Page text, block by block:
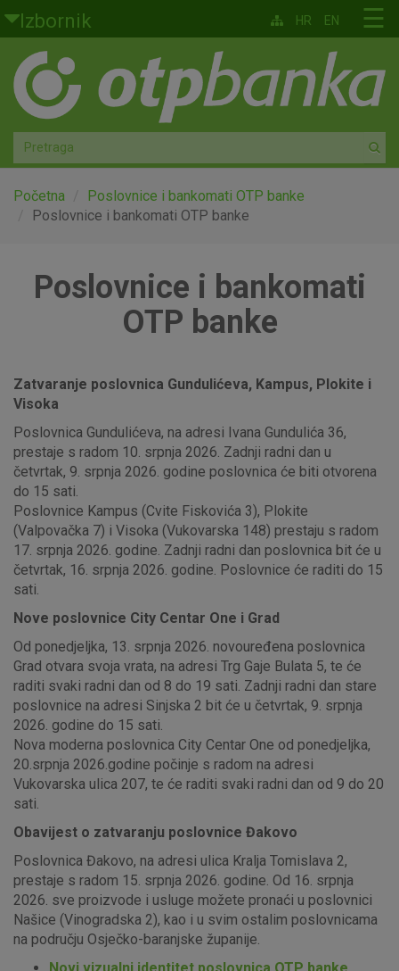
Skoči na glavni sadržaj
Izbornik
Građani
Privatno bankarstvo
Agro
Mala poduzeća i obrtnici
Globalna tržišta
☰
HR EN
Početna
Poslovnice i bankomati OTP banke
Poslovnice i bankomati OTP banke
Poslovnice i bankomati
OTP banke
Zatvaranje poslovnica Gundulićeva, Kampus, Plokite i
Visoka
Poslovnica Gundulićeva, na adresi Ivana Gundulića 36,
prestaje s radom 10. srpnja 2026. Zadnji radni dan u
četvrtak, 9. srpnja 2026. godine poslovnica će biti otvorena
do 15 sati.
Poslovnice Kampus (Cvite Fiskovića 3), Plokite
(Valpovačka 7) i Visoka (Vukovarska 148) prestaju s radom
17. srpnja 2026. godine. Zadnji radni dan poslovnica bit će u
četvrtak, 16. srpnja 2026. godine. Poslovnice će raditi do 15
sati.
Nove poslovnice City Centar One i Grad
Od ponedjeljka, 13. srpnja 2026. novouređena poslovnica
Grad otvara svoja vrata, na adresi Trg Gaje Bulata 5, te će
raditi svaki radni dan od 8 do 19 sati. Zadnji radni dan stare
poslovnice na adresi Sinjska 2 bit će u četvrtak, 9. srpnja
2026. godine do 15 sati.
Nova moderna poslovnica City Centar One od ponedjeljka,
20.srpnja 2026.godine počinje s radom na adresi
Vukovarska ulica 207, te će raditi svaki radni dan od 9 do 20
sati.
Obavijest o zatvaranju poslovnice Đakovo
Poslovnica Đakovo, na adresi ulica Kralja Tomislava 2,
prestaje s radom 15. srpnja 2026. godine. Od 16. srpnja
2026. sve proizvode i usluge možete pronaći u poslovnici
Našice (Vinogradska 2), kao i u svim ostalim poslovnicama
na području Osječko-baranjske županije.